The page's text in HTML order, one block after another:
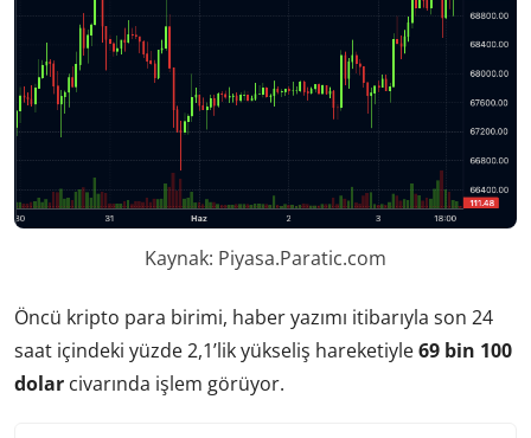
Kaynak: Piyasa.Paratic.com
Öncü kripto para birimi, haber yazımı itibarıyla son 24
saat içindeki yüzde 2,1’lik yükseliş hareketiyle69 bin 100
dolar civarında işlem görüyor.